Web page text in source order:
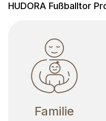
HUDORA Fußballtor
Familie